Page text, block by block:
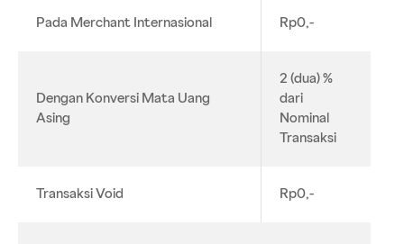
Pada Merchant Internasional Rp0,-
Dengan Konversi Mata Uang
Asing
2 (dua) %
dari
Nominal
Transaksi
Transaksi Void Rp0,-